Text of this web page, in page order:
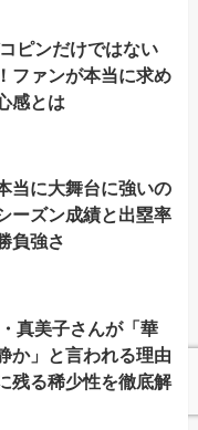
ピンだけではない
ファンが本当に求め
感とは
当に大舞台に強いの
ーズン成績と出塁率
負強さ
真美子さんが「華
か」と言われる理由
残る稀少性を徹底解